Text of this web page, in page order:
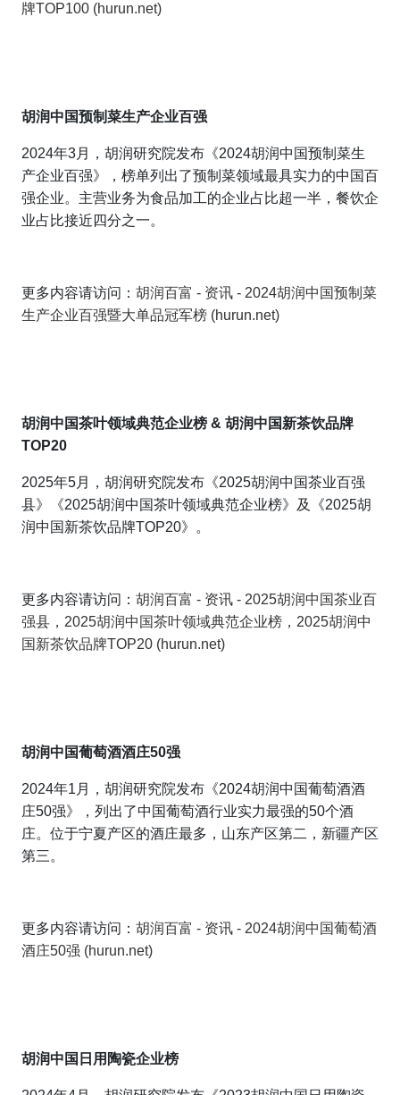
牌TOP100 (hurun.net)
胡润中国预制菜生产企业百强
2024年3月，胡润研究院发布 《2024胡润中国预制菜生
产企业百强》，榜单列出了预制菜领域最具实力的中国百
强企业。主营业务为食品加工的企业占比超一半，餐饮企
业占比接近四分之一。
更多内容请访问： 胡润百富 - 资讯 - 2024胡润中国预制菜
生产企业百强暨大单品冠军榜 (hurun.net)
胡润中国茶叶领域典范企业榜 & 胡润中国新茶饮品牌
TOP20
2025年5月，胡润研究院发布《2025胡润中国茶业百强
县》《2025胡润中国茶叶领域典范企业榜》及《2025胡
润中国新茶饮品牌TOP20》。
更多内容请访问： 胡润百富 - 资讯 - 2025胡润中国茶业百
强县，2025胡润中国茶叶领域典范企业榜，2025胡润中
国新茶饮品牌TOP20 (hurun.net)
胡润中国葡萄酒酒庄50强
2024年1月，胡润研究院发布《2024胡润中国葡萄酒酒
庄50强》，列出了中国葡萄酒行业实力最强的50个酒
庄。位于宁夏产区的酒庄最多， 山东产区第二，新疆产区
第三。
更多内容请访问： 胡润百富 - 资讯 - 2024胡润中国葡萄酒
酒庄50强 (hurun.net)
胡润中国日用陶瓷企业榜